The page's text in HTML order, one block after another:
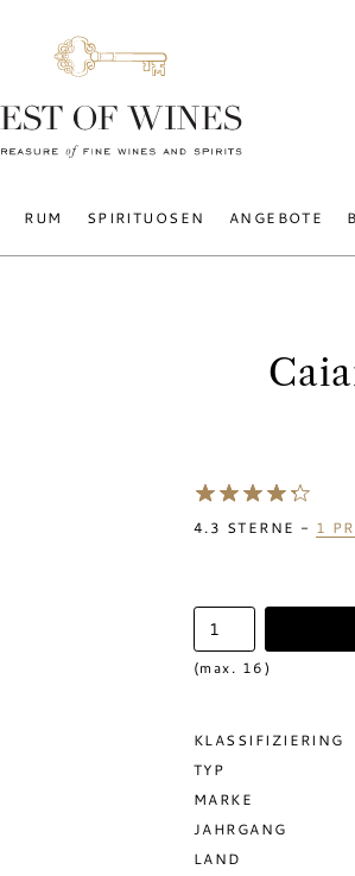
RUM SPIRITUOSEN ANGEBOTE
4.3 STERNE - 1
(max. 16)
KLASSIFIZIERING
TYP
MARKE
JAHRGANG
LAND